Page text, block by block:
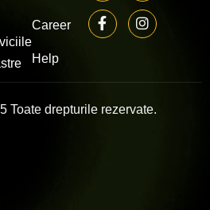
Career
Help
Toate drepturile rezervate.